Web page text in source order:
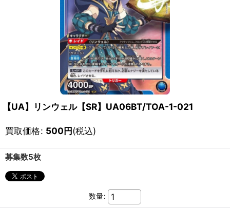
【UA】リンウェル【SR】UA06BT/TOA-1-021
買取価格: 500円(税込)
募集数5枚
数量: